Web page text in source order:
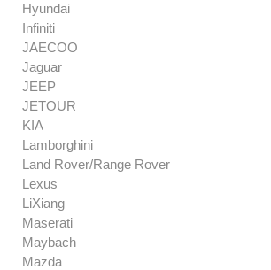
Hyundai
Infiniti
JAECOO
Jaguar
JEEP
JETOUR
KIA
Lamborghini
Land Rover/Range Rover
Lexus
LiXiang
Maserati
Maybach
Mazda